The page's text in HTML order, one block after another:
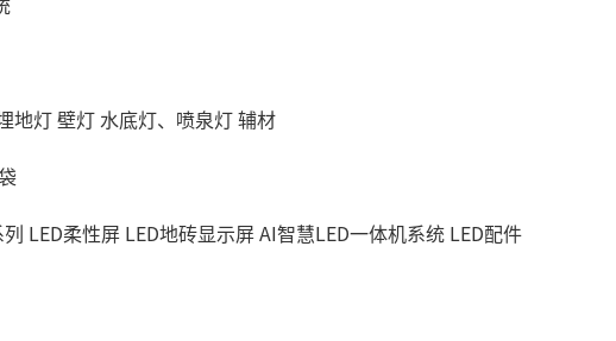
地灯壁灯水底灯、喷泉灯辅材
LED柔性屏 LED地砖显示屏AI智慧LED一体机系统 LED配件